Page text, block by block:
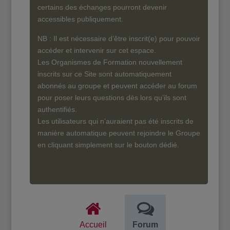
certains des échanges pourront devenir
accessibles publiquement.
NB : Il est nécessaire d’être inscrit(e) pour pouvoir
accéder et intervenir sur cet espace.
Les Organismes de Formation nouvellement
inscrits sur ce Site sont automatiquement
abonnés au groupe et peuvent accéder au forum
pour poser leurs questions dès lors qu’ils sont
authentifiés.
Les utilisateurs qui n’auraient pas été inscrits de
manière automatique peuvent rejoindre le Groupe
en cliquant simplement sur le bouton dédié.
Accueil Forum